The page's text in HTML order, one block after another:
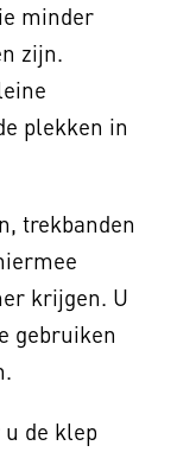
minder
zijn.
plekken in
trekbanden
krijgen. U
gebruiken
de klep